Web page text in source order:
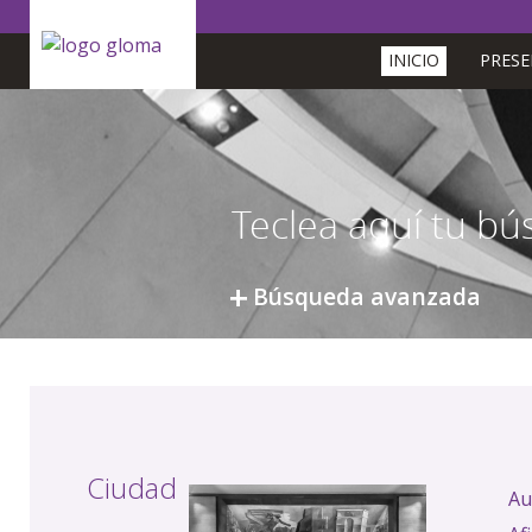
INICIO
Búsqueda avanzada
Ciudad